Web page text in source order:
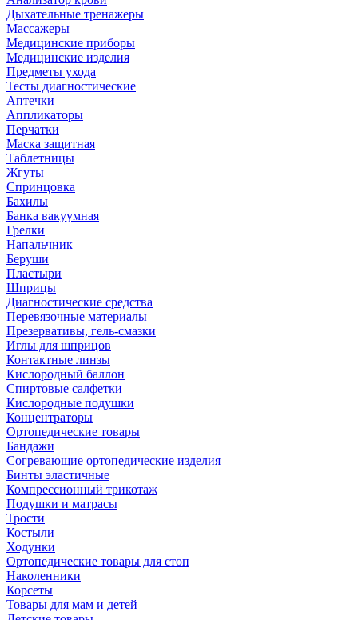
Дыхательные тренажеры
Массажеры
Медицинские приборы
Медицинские изделия
Предметы ухода
Тесты диагностические
Аптечки
Аппликаторы
Перчатки
Маска защитная
Таблетницы
Жгуты
Спринцовка
Бахилы
Банка вакуумная
Грелки
Напальчник
Беруши
Пластыри
Шприцы
Диагностические средства
Перевязочные материалы
Презервативы, гель-смазки
Иглы для шприцов
Контактные линзы
Кислородный баллон
Спиртовые салфетки
Кислородные подушки
Концентраторы
Ортопедические товары
Бандажи
Согревающие ортопедические изделия
Бинты эластичные
Компрессионный трикотаж
Подушки и матрасы
Трости
Костыли
Ходунки
Ортопедические товары для стоп
Наколенники
Корсеты
Товары для мам и детей